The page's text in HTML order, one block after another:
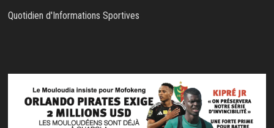
Quotidien d'Informations Sportives